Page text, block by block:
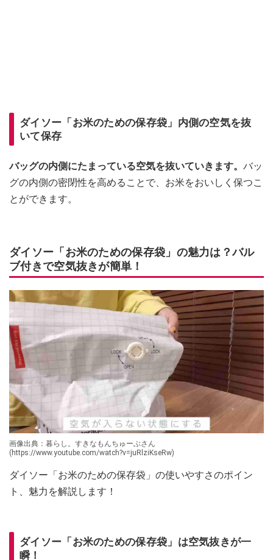
ダイソー「お米のための保存袋」内側の空気を抜
いて保存
バッグの内側にたまっている空気を抜いていきます。 バッ
グの内側の密閉性を高めることで、お米をおいしく保つこ
とができます。
ダイソー「お米のための保存袋」の魅力は？バル
ブ付きで空気抜きが簡単！
画像出典：暮らし。すきなもんちゅーぶさん
(https://www.youtube.com/watch?v=juRlziKseRw)
ダイソー「お米のための保存袋」の使いやすさのポイン
ト、魅力を解説します！
ダイソー「お米のための保存袋」は空気抜きが一
瞬！